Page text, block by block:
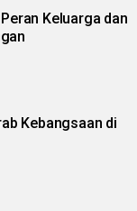
Keluarga dan
Kebangsaan di